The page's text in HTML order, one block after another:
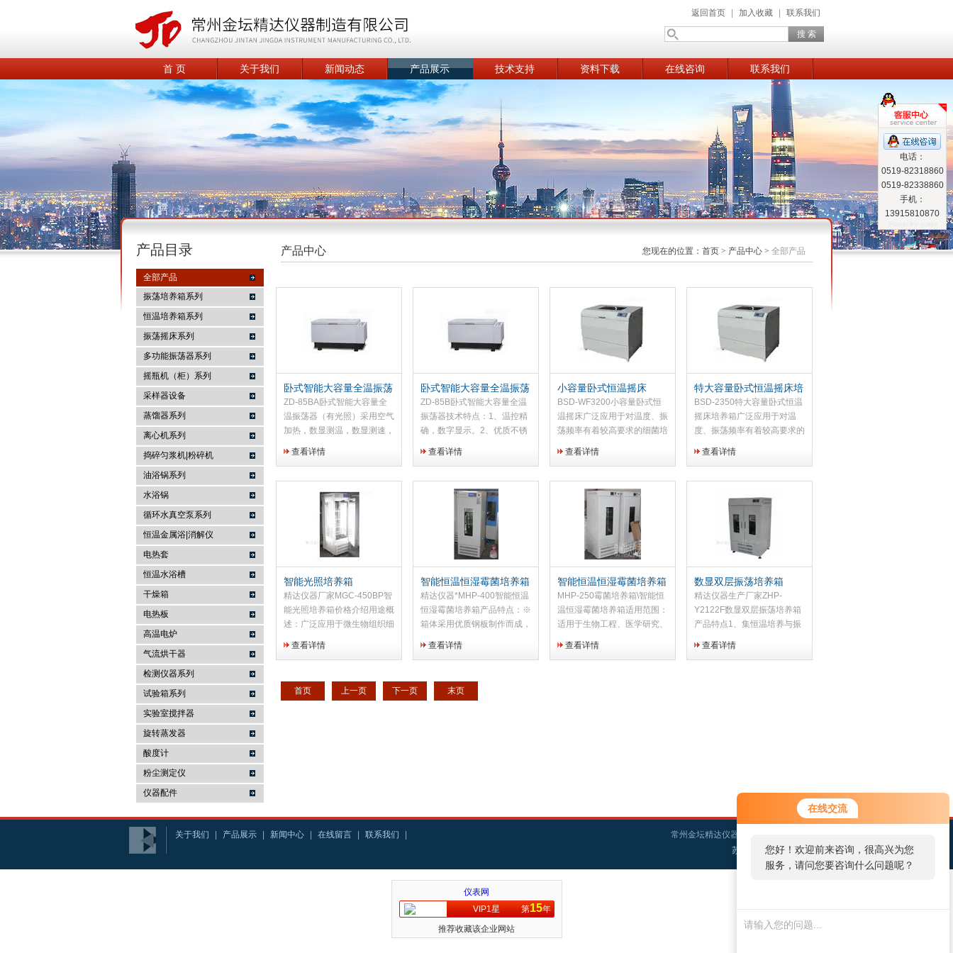
在线交流
您好！欢迎前来咨询，很高兴为您
服务，请问您要咨询什么问题呢？
常州金坛精达仪器制造有限公司
返回首页 加入收藏 联系我们
首 页 关于我们 新闻动态 产品展示 技术支持 资料下载 在线咨询 联系我们
产品目录
全部产品
振荡培养箱系列
恒温培养箱系列
振荡摇床系列
多功能振荡器系列
摇瓶机（柜）系列
采样器设备
蒸馏器系列
离心机系列
捣碎匀浆机|粉碎机
油浴锅系列
水浴锅
循环水真空泵系列
恒温金属浴|消解仪
电热套
恒温水浴槽
干燥箱
电热板
高温电炉
气流烘干器
检测仪器系列
试验箱系列
实验室搅拌器
旋转蒸发器
酸度计
粉尘测定仪
仪器配件
产品中心 您现在的位置： 首页 > 产品中心 > 全部产品
卧式智能大容量全温振荡
器（有光照）
ZD-85BA卧式智能大容量全
温振荡器（有光照）采用空气
加热，数显测温，数显测速，
便、显示直观、稳定性能高等
玻璃观察门及普通...
查看详情
卧式智能大容量全温振荡
器
ZD-85B卧式智能大容量全温
振荡器技术特点：1、温控精
确，数字显示。2、优质不锈
锈钢夹具及托盘。弹簧试瓶架
物样品的培养制备。3、采用
卧式机型，美观...
查看详情
小容量卧式恒温摇床
BSD-WF3200小容量卧式恒
温摇床广泛应用于对温度、振
荡频率有着较高要求的细菌培
应以及酶、细胞组织研究等。
药、食品、环保等研究应用领
域有着广泛而...
查看详情
特大容量卧式恒温摇床培
养箱
BSD-2350特大容量卧式恒温
摇床培养箱广泛应用于对温
度、振荡频率有着较高要求的
化学反应以及酶、细胞组织研
应用领域有着广...
查看详情
智能光照培养箱
精达仪器厂家MGC-450BP智
能光照培养箱价格介绍用途概
述：广泛应用于微生物组织细
验，植物栽培以及昆虫、小动
境气候条件。产品特点：微电
脑程序控制温...
查看详情
智能恒温恒湿霉菌培养箱
精达仪器*MHP-400智能恒温
恒湿霉菌培养箱产品特点：※
箱体采用优质钢板制作而成，
钢，四角半圆弧，易清洁，箱
察窗或钢化内玻璃双层门；※
微电脑智能液...
查看详情
智能恒温恒湿霉菌培养箱
MHP-250霉菌培养箱\智能恒
温恒湿霉菌培养箱适用范围：
适用于生物工程、医学研究、
畜牧、水产、院校、水体分析
查看详情
数显双层振荡培养箱
精达仪器生产厂家ZHP-
Y2122F数显双层振荡培养箱
产品特点1、集恒温培养与振
电脑控制温度和振荡频率，带
查看详情
首页 上一页 下一页 末页
关于我们 产品展示 新闻中心 在线留言 联系我们
常州金坛精达仪器制造有限公司版权所有
苏ICP备11059457号-10
电话：
0519-82318860
0519-82338860
手机：
13915810870
仪表网
VIP1星
第15年
推荐收藏该企业网站